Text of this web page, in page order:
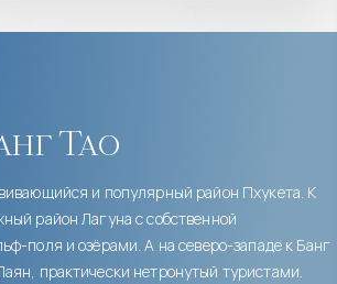
Тао
и популярный район Пхукета. К
район Лагуна с собственной
поля и озёрами. А на северо-западе к Банг
практически нетронутый туристами.